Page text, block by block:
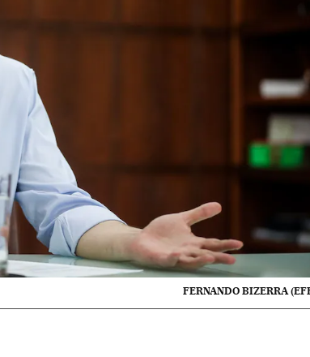
FERNANDO BIZERRA